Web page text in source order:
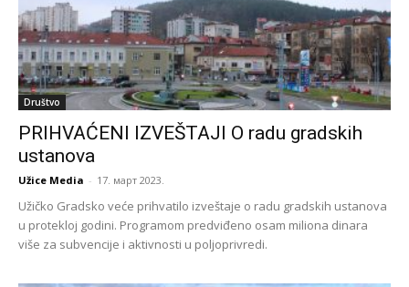
Društvo
PRIHVAĆENI IZVEŠTAJI O radu gradskih
ustanova
Užice Media - 17. март 2023.
Užičko Gradsko veće prihvatilo izveštaje o radu gradskih ustanova
u protekloj godini. Programom predviđeno osam miliona dinara
više za subvencije i aktivnosti u poljoprivredi.